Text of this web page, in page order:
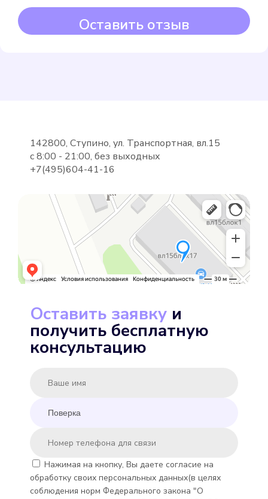
METER СВУ-15-80
Подробнее
Выбрать
MINKOR MK-U 15
Minoll Minomess СВХ
Оставить отзыв
142800, Ступино, ул. Транспортная, вл.15
с 8:00 - 21:00, без выходных
+7(495)604-41-16
Оставить заявку и
получить бесплатную
консультацию
Нажимая на кнопку, Вы даете согласие на
обработку своих персональных данных(в целях
соблюдения норм Федерального закона "О